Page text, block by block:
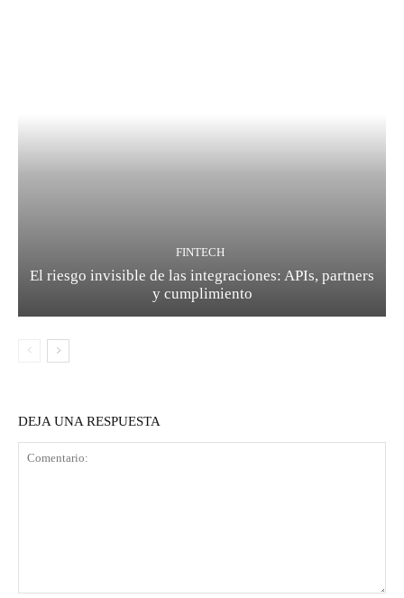
FINTECH
El riesgo invisible de las integraciones: APIs, partners
y cumplimiento
DEJA UNA RESPUESTA